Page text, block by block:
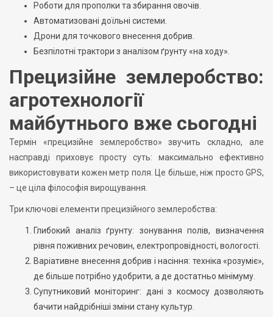
Роботи для прополки та збирання овочів.
Автоматизовані доїльні системи.
Дрони для точкового внесення добрив.
Безпілотні трактори з аналізом ґрунту «на ходу».
Прецизійне землеробство:
агротехнології
майбутнього вже сьогодні
Термін «прецизійне землеробство» звучить складно, але
насправді приховує просту суть: максимально ефективно
використовувати кожен метр поля. Це більше, ніж просто GPS,
– це ціла філософія вирощування.
Три ключові елементи прецизійного землеробства:
Глибокий аналіз ґрунту: зонування полів, визначення
рівня поживних речовин, електропровідності, вологості.
Варіативне внесення добрив і насіння: техніка «розуміє»,
де більше потрібно удобрити, а де достатньо мінімуму.
Супутниковий моніторинг: дані з космосу дозволяють
бачити найдрібніші зміни стану культур.